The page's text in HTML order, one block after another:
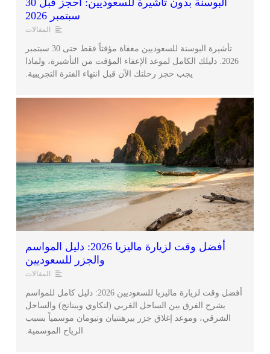
سبتمبر 2026
المقالات
تأشيرة البوسنة للسعوديين معفاة مؤقتاً فقط حتى 30 سبتمبر
2026. دليلك الكامل لموعد الإعفاء المؤقت من التأشيرة، ولماذا
يجب حجز رحلتك الآن قبل انتهاء الفترة التجريبية.
أفضل وقت لزيارة ماليزيا 2026: دليل المواسم
والجزر للسعوديين
المقالات
أفضل وقت لزيارة ماليزيا للسعوديين 2026: دليل كامل للمواسم
يشرح الفرق بين الساحل الغربي (لنكاوي وبينانج) والساحل
الشرقي، وموعد إغلاق جزر بيرهنتيان وتيومان موسمياً بسبب
الرياح الموسمية.